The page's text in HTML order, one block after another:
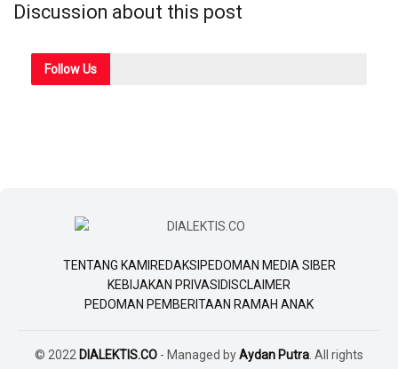
Discussion about this post
FollowUs
TENTANG KAMI REDAKSI PEDOMAN MEDIA SIBER
KEBIJAKAN PRIVASI DISCLAIMER
PEDOMAN PEMBERITAAN RAMAH ANAK
© 2022 DIALEKTIS.CO - Managed byAydan Putra . All rights